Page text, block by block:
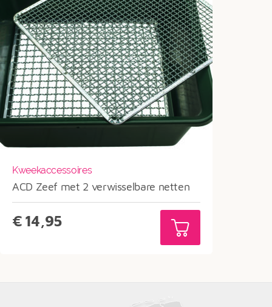
Kweekaccessoires
ACD Zeef met 2 verwisselbare netten
€ 14,95